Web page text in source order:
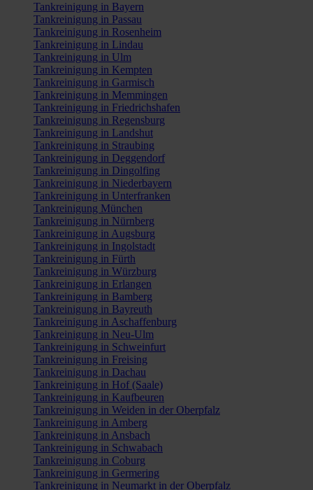
Tankreinigung in Bayern
Tankreinigung in Passau
Tankreinigung in Rosenheim
Tankreinigung in Lindau
Tankreinigung in Ulm
Tankreinigung in Kempten
Tankreinigung in Garmisch
Tankreinigung in Memmingen
Tankreinigung in Friedrichshafen
Tankreinigung in Regensburg
Tankreinigung in Landshut
Tankreinigung in Straubing
Tankreinigung in Deggendorf
Tankreinigung in Dingolfing
Tankreinigung in Niederbayern
Tankreinigung in Unterfranken
Tankreinigung München
Tankreinigung in Nürnberg
Tankreinigung in Augsburg
Tankreinigung in Ingolstadt
Tankreinigung in Fürth
Tankreinigung in Würzburg
Tankreinigung in Erlangen
Tankreinigung in Bamberg
Tankreinigung in Bayreuth
Tankreinigung in Aschaffenburg
Tankreinigung in Neu-Ulm
Tankreinigung in Schweinfurt
Tankreinigung in Freising
Tankreinigung in Dachau
Tankreinigung in Hof (Saale)
Tankreinigung in Kaufbeuren
Tankreinigung in Weiden in der Oberpfalz
Tankreinigung in Amberg
Tankreinigung in Ansbach
Tankreinigung in Schwabach
Tankreinigung in Coburg
Tankreinigung in Germering
Tankreinigung in Neumarkt in der Oberpfalz